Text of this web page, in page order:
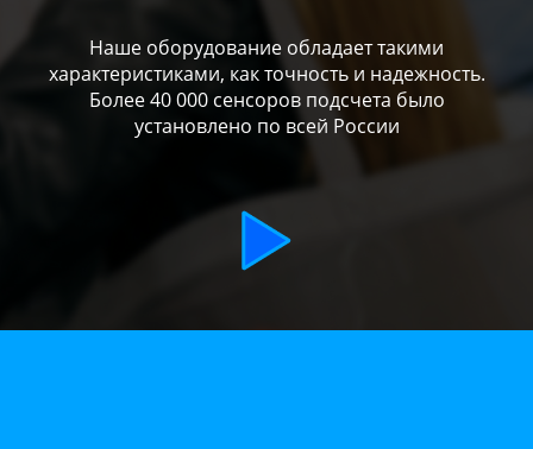
Наше оборудование обладает такими
характеристиками, как точность и надежность.
Более 40 000 сенсоров подсчета было
установлено по всей России